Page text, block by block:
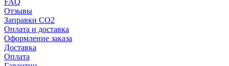
FAQ
Отзывы
Заправки CO2
Оплата и доставка
Оформление заказа
Доставка
Оплата